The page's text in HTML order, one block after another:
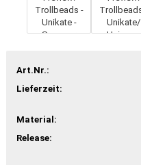
Art.Nr.:
Lieferzeit:
Material:
Release: